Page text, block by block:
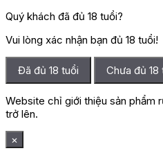
Quý khách đã đủ 18 tuổi?
Vui lòng xác nhận bạn đủ 18 tuổi!
Đã đủ 18 tuổi Chưa đủ 18
Website chỉ giới thiệu sản phẩm
trở lên.
×